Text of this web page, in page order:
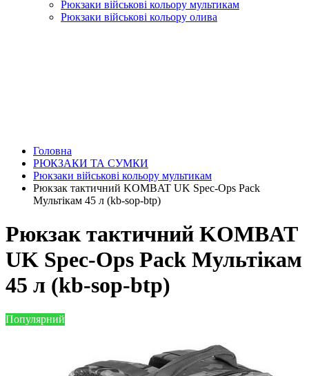
Рюкзаки військові кольору мультикам
Рюкзаки військові кольору олива
Головна
РЮКЗАКИ ТА СУМКИ
Рюкзаки військові кольору мультикам
Рюкзак тактичний KOMBAT UK Spec-Ops Pack
Мультікам 45 л (kb-sop-btp)
Рюкзак тактичний KOMBAT
UK Spec-Ops Pack Мультікам
45 л (kb-sop-btp)
Популярний